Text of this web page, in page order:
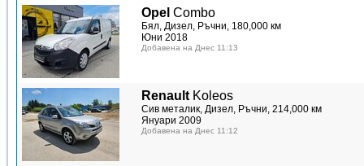
Opel Combo
Бял, Дизел, Ръчни, 180,000 км
Юни 2018
Добавена на Днес 11:13
Renault Koleos
Сив металик, Дизел, Ръчни, 214,000 км
Януари 2009
Добавена на Днес 11:12